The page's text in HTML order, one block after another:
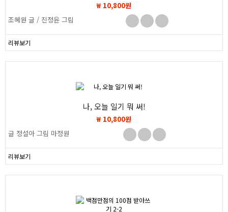
₩ 10,800원
조혜원 글 / 진정윤 그림
리뷰보기
나, 오늘 일기 뭐 써!
₩ 10,800원
글 정설아 그림 마정원
리뷰보기